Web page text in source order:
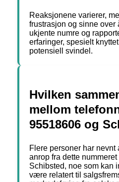
Reaksjonene varierer,
frustrasjon og sinne over
ukjente numre og
erfaringer, spesielt
potensiell svindel.
Hvilken
mellom
95518606 og
Flere personer har nevnt
anrop fra dette nummeret
Schibsted, noe som kan
være relatert til